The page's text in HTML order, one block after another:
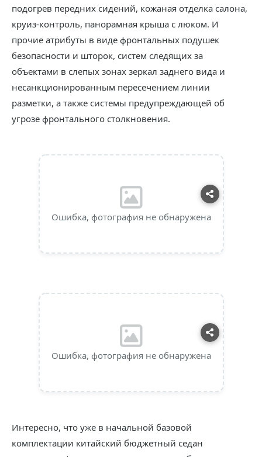
подогрев передних сидений, кожаная отделка салона,
круиз-контроль, панорамная крыша с люком. И
прочие атрибуты в виде фронтальных подушек
безопасности и шторок, систем следящих за
объектами в слепых зонах зеркал заднего вида и
несанкционированным пересечением линии
разметки, а также системы предупреждающей об
угрозе фронтального столкновения.
Ошибка, фотография не обнаружена
Ошибка, фотография не обнаружена
Интересно, что уже в начальной базовой
комплектации китайский бюджетный седан